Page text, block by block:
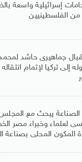
إسرائيلية واسعة
من الفلسطينيين
جماهيرى حاشد
إلى تركيا لإتمام
الصناعة يبحث مع
لعلماء وخبراء مصر
المكون المحلى بصناعة